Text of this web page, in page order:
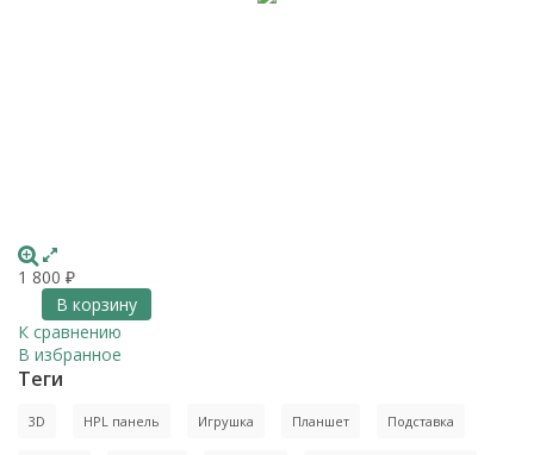
1 800 ₽
В корзину
К сравнению
В избранное
Теги
3D HPL панель Игрушка Планшет Подставка